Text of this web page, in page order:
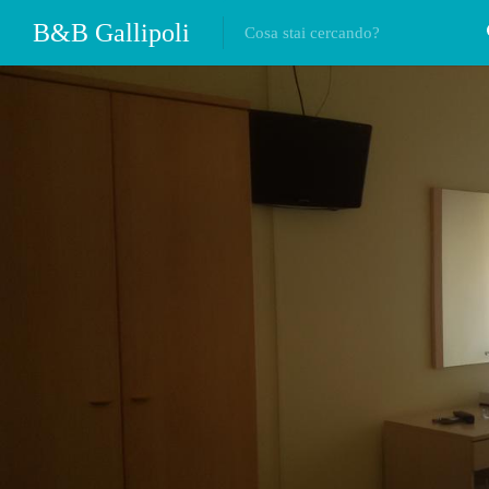
B&B Gallipoli